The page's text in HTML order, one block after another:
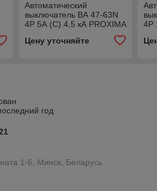
Автоматический
выключатель ВА 47-63N
4P 5А (C) 4,5 кА PROXIMA
Цену уточняйте
4P
год
1-6, Минск, Беларусь